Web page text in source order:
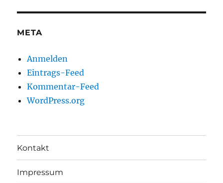
META
Anmelden
Eintrags-Feed
Kommentar-Feed
WordPress.org
Kontakt
Impressum